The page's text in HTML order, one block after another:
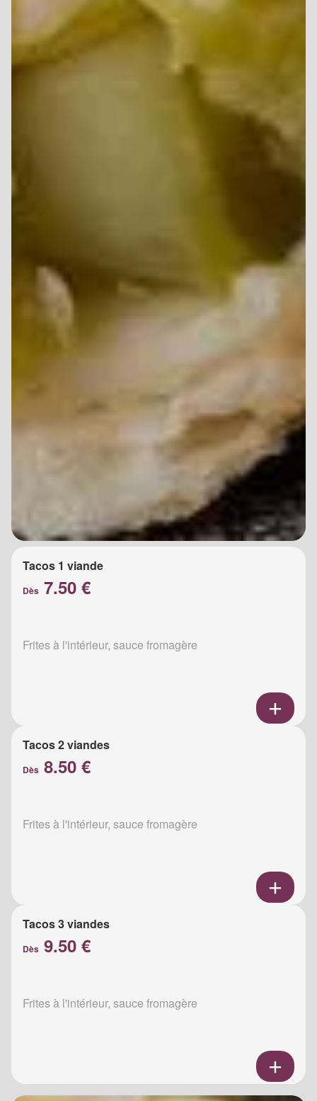
Tacos 1 viande
Dès 7.50 €
Frites à l'intérieur, sauce fromagère
Tacos 2 viandes
Dès 8.50 €
Frites à l'intérieur, sauce fromagère
Tacos 3 viandes
Dès 9.50 €
Frites à l'intérieur, sauce fromagère